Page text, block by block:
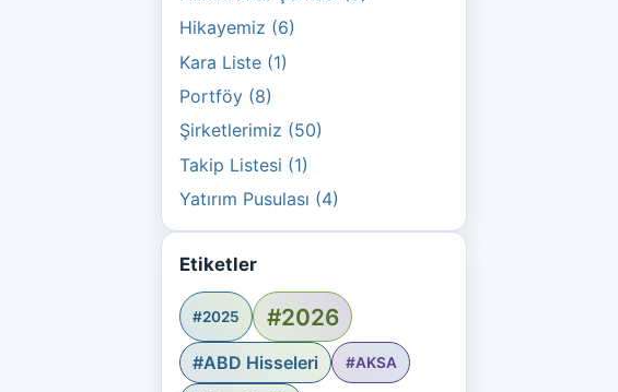
Hikayemiz (6)
Kara Liste (1)
Portföy (8)
Şirketlerimiz (50)
Takip Listesi (1)
Yatırım Pusulası (4)
Etiketler
#2025 #2026
#ABD Hisseleri #AKSA